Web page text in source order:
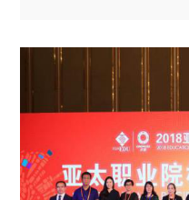
对进一步做好民航工作作
了《关于进一步深入学习